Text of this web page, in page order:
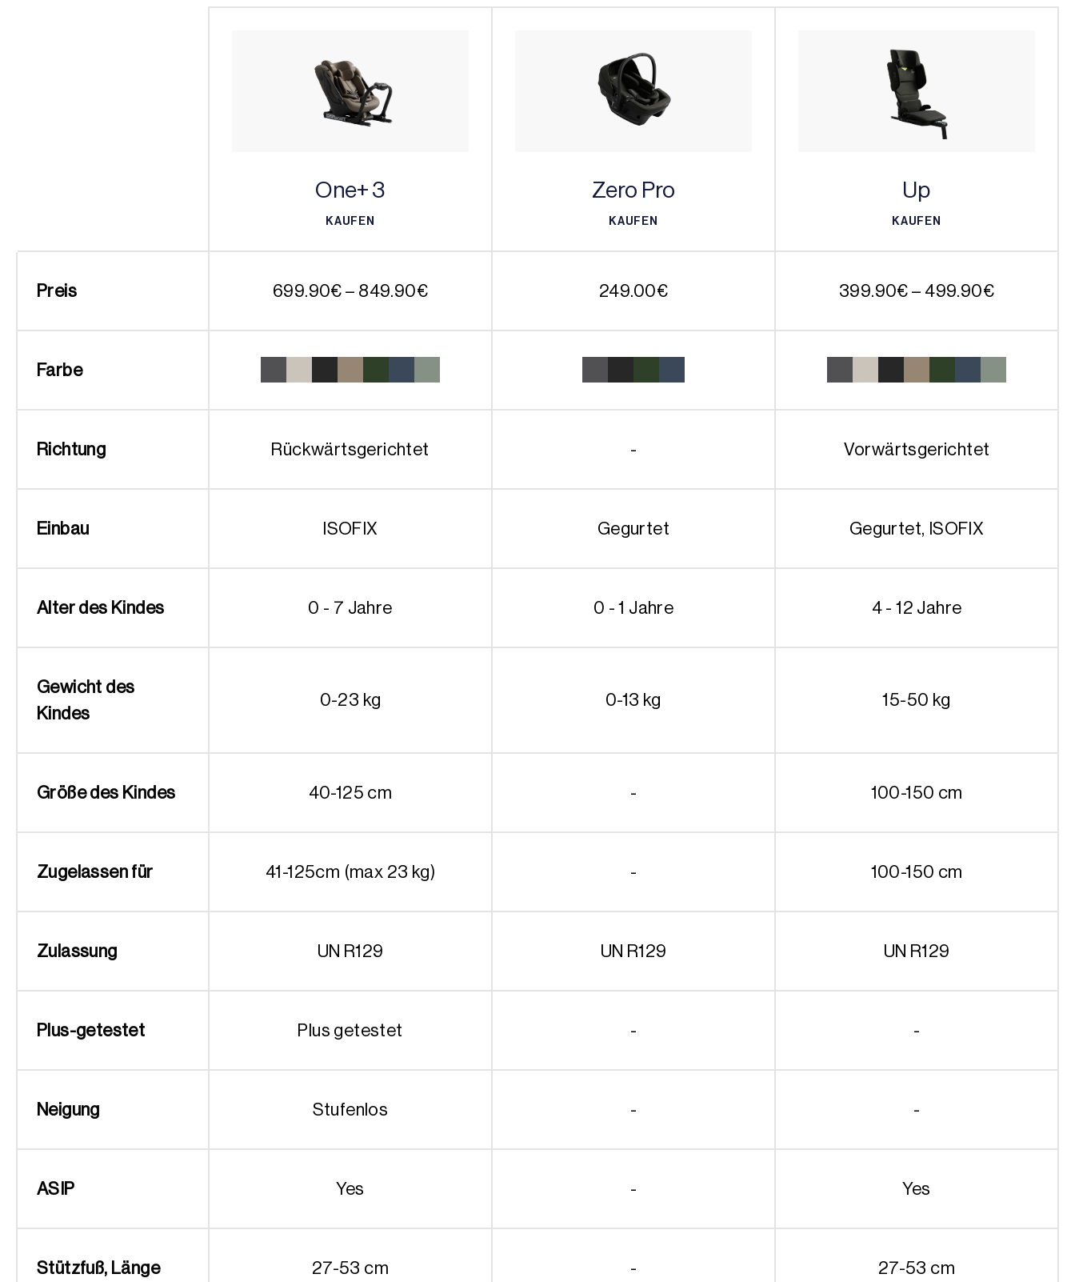
One+ 3
KAUFEN
Zero Pro
KAUFEN
Up
KAUFEN
Preis 699.90€ – 849.90€Preisspanne:
249.00€ 399.90€ – 499.90€
Farbe
Richtung Rückwärtsgerichtet - Vorwärtsgerichtet
Einbau ISOFIX Gegurtet Gegurtet, ISOFIX
Alter des Kindes 0 - 7 Jahre 0 - 1 Jahre 4 - 12 Jahre
Gewicht des
Kindes
0-23 kg 0-13 kg 15-50 kg
Größe des Kindes 40-125 cm - 100-150 cm
Zugelassen für 41-125cm (max 23 kg) - 100-150 cm
Zulassung UN R129 UN R129 UN R129
Plus-getestet Plus getestet - -
Neigung Stufenlos - -
ASIP Yes - Yes
Stützfuß, Länge 27-53 cm - 27-53 cm